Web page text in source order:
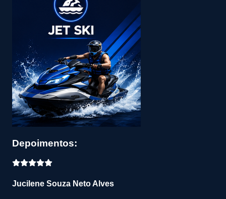
Depoimentos:
Jucilene Souza Neto Alves